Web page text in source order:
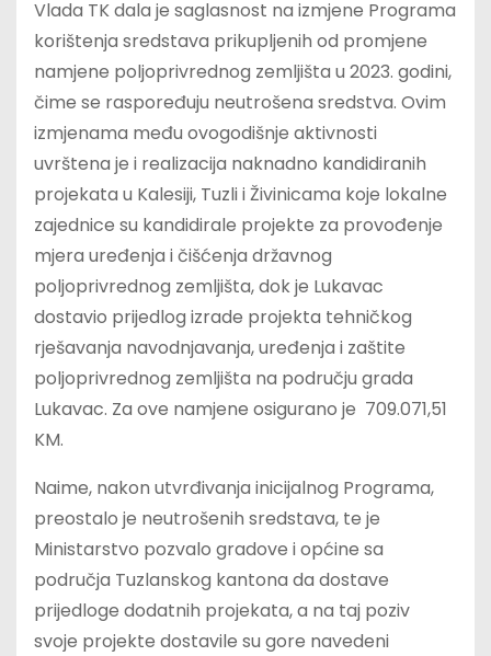
Vlada TK dala je saglasnost na izmjene Programa
korištenja sredstava prikupljenih od promjene
namjene poljoprivrednog zemljišta u 2023. godini,
čime se raspoređuju neutrošena sredstva. Ovim
izmjenama među ovogodišnje aktivnosti
uvrštena je i realizacija naknadno kandidiranih
projekata u Kalesiji, Tuzli i Živinicama koje lokalne
zajednice su kandidirale projekte za provođenje
mjera uređenja i čišćenja državnog
poljoprivrednog zemljišta, dok je Lukavac
dostavio prijedlog izrade projekta tehničkog
rješavanja navodnjavanja, uređenja i zaštite
poljoprivrednog zemljišta na području grada
Lukavac. Za ove namjene osigurano je 709.071,51
KM.
Naime, nakon utvrđivanja inicijalnog Programa,
preostalo je neutrošenih sredstava, te je
Ministarstvo pozvalo gradove i općine sa
područja Tuzlanskog kantona da dostave
prijedloge dodatnih projekata, a na taj poziv
svoje projekte dostavile su gore navedeni